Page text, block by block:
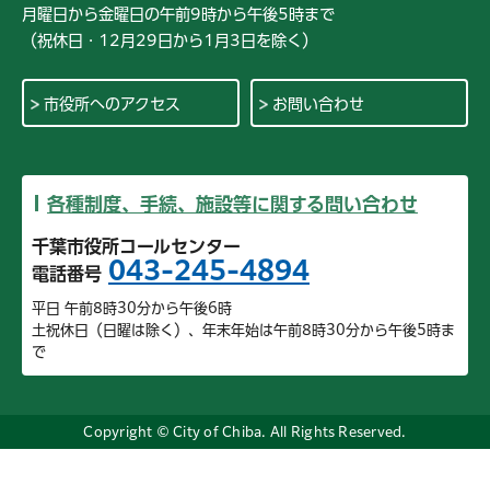
月曜日から金曜日の午前9時から午後5時まで
（祝休日・12月29日から1月3日を除く）
市役所へのアクセス お問い合わせ
各種制度、手続、施設等に関する問い合わせ
千葉市役所コールセンター
電話番号 043-245-4894
平日 午前8時30分から午後6時
土祝休日（日曜は除く）、年末年始は午前8時30分から午後5時ま
で
Copyright © City of Chiba. All Rights Reserved.